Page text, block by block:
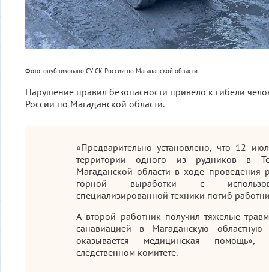
Фото: опубликовано СУ СК России по Магаданской области
Нарушение правил безопасности привело к гибели
России по Магаданской области.
«Предварительно установлено, что 12
территории одного из рудников в
Магаданской области в ходе проведения
горной выработки с
специализированной техники погиб
А второй работник получил тяжелые
санавиацией в Магаданскую
оказывается медицинская
следственном комитете.